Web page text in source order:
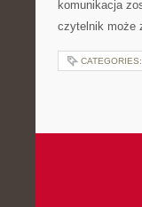
komunikacja
czytelnik może
CATEGORIES: